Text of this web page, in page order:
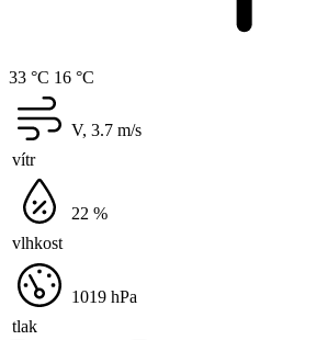
33 °C 16 °C
vítr
V, 3.7 m/s
vlhkost
22 %
tlak
1019 hPa